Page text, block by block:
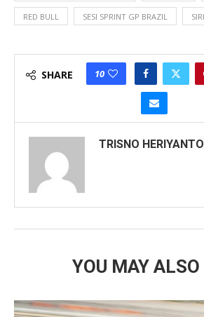
RED BULL SESI SPRINT GP BRAZIL
SHARE 10
TRISNO HERIYANTO
YOU MAY